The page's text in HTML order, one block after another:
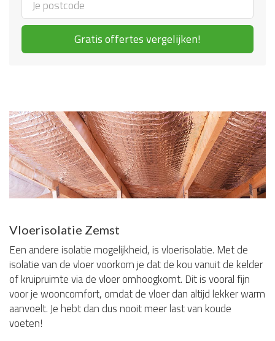
Gratis offertes vergelijken!
Vloerisolatie Zemst
Een andere isolatie mogelijkheid, is vloerisolatie. Met de
isolatie van de vloer voorkom je dat de kou vanuit de kelder
of kruipruimte via de vloer omhoogkomt. Dit is vooral fijn
voor je wooncomfort, omdat de vloer dan altijd lekker warm
aanvoelt. Je hebt dan dus nooit meer last van koude
voeten!